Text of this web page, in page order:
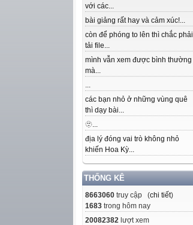
với các...
bài giảng rất hay và cảm xúc!...
còn để phóng to lên thì chắc phải
tải file...
mình vẫn xem được bình thường
mà...
...
các bạn nhỏ ở những vùng quê
thì dạy bài...
🫥...
địa lý đóng vai trò không nhỏ
khiến Hoa Kỳ...
THỐNG KÊ
8663060 truy cập (chi tiết)
1683 trong hôm nay
20082382 lượt xem